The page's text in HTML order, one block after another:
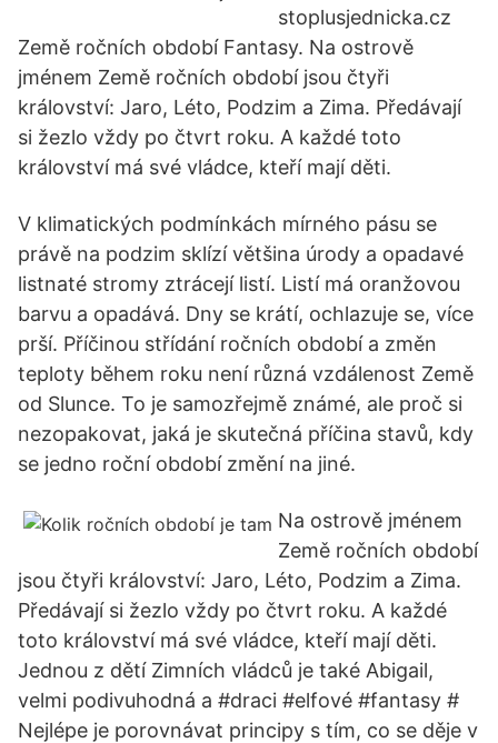
stoplusjednicka.cz
Země ročních období Fantasy. Na ostrově
jménem Země ročních období jsou čtyři
království: Jaro, Léto, Podzim a Zima. Předávají
si žezlo vždy po čtvrt roku. A každé toto
království má své vládce, kteří mají děti.
V klimatických podmínkách mírného pásu se
právě na podzim sklízí většina úrody a opadavé
listnaté stromy ztrácejí listí. Listí má oranžovou
barvu a opadává. Dny se krátí, ochlazuje se, více
prší. Příčinou střídání ročních období a změn
teploty během roku není různá vzdálenost Země
od Slunce. To je samozřejmě známé, ale proč si
nezopakovat, jaká je skutečná příčina stavů, kdy
se jedno roční období změní na jiné.
Na ostrově jménem
Země ročních období
jsou čtyři království: Jaro, Léto, Podzim a Zima.
Předávají si žezlo vždy po čtvrt roku. A každé
toto království má své vládce, kteří mají děti.
Jednou z dětí Zimních vládců je také Abigail,
velmi podivuhodná a #draci #elfové #fantasy #
Nejlépe je porovnávat principy s tím, co se děje v